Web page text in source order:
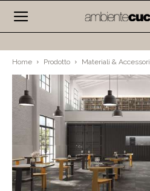
Home Prodotto Materiali & Accessori